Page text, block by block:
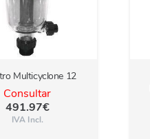
Multicyclone 12
Consultar
491.97€
IVA Incl.